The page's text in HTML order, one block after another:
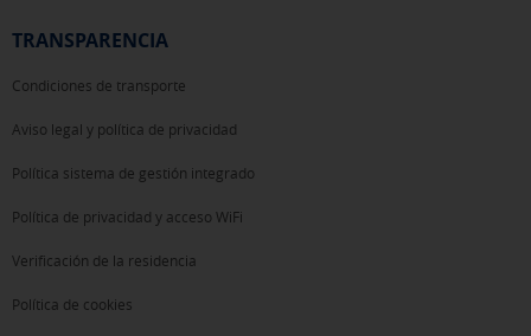
TRANSPARENCIA
Condiciones de transporte
Aviso legal y política de privacidad
Política sistema de gestión integrado
Política de privacidad y acceso WiFi
Verificación de la residencia
Política de cookies